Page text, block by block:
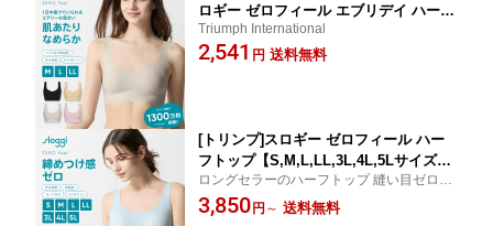
ロギー ゼロフィール エブリデイ ハーフ
トップ sloggi ZF N-Top CH ブラジャー
ノンワイヤーブラ ひびきにくい シーム
Triumph International
2,541 円 送料無料
[トリンプ]スロギー ゼロフィール ハー
フトップ【S,M,L,LL,3L,4L,5Lサイズ】
sloggi ZF N-Top JX ブラジャー ノンワ
イヤーブラ 吸水速乾 ひびきにくい シー
ロングセラーのハーフトップ 縫い目ゼロで
なめらかな着けごこち 無縫製 ノンワイヤー
ブラジャー ブラトップ 大きいサイズ ラー
3,850円 ～ 送料無料